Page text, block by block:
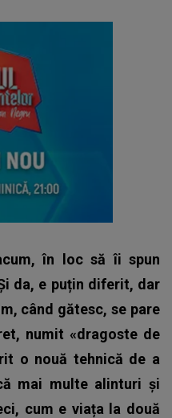
în loc să îi spun
da, e puțin diferit, dar
când gătesc, se pare
numit «dragoste de
o nouă tehnică de a
mai multe alinturi și
cum e viața la două